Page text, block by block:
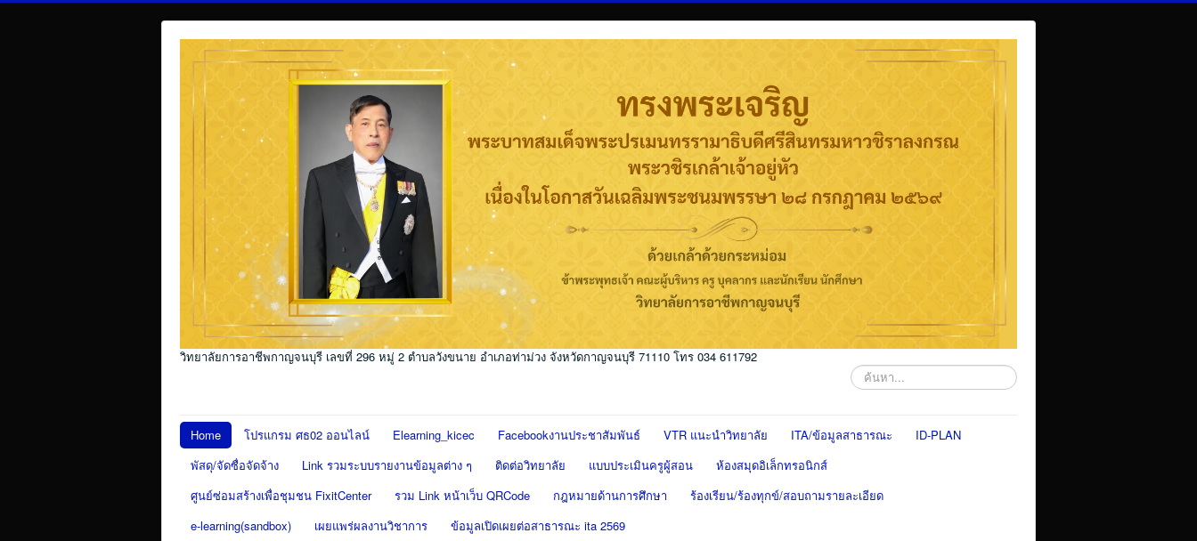
วิทยาลัยการอาชีพกาญจนบุรี เลขที่ 296 หมู่ 2 ตำบลวังขนาย อำเภอท่าม่วง จังหวัดกาญจนบุรี 71110 โทร 034 611792
ค้นหา...
Home โปรแกรม ศธ02 ออนไลน์ Elearning_kicec Facebookงานประชาสัมพันธ์ VTR แนะนำวิทยาลัย ITA/ข้อมูลสาธารณะ
ID-PLAN
พัสดุ/จัดซื่อจัดจ้าง
Link รวมระบบรายงานข้อมูลต่าง ๆ ติดต่อวิทยาลัย แบบประเมินครูผู้สอน
ห้องสมุดอิเล็กทรอนิกส์
ศูนย์ซ่อมสร้างเพื่อชุมชน FixitCenter
รวม Link หน้าเว็บ QRCode กฎหมายด้านการศึกษา
ร้องเรียน/ร้องทุกข์/สอบถามรายละเอียด
e-learning(sandbox)
เผยแพร่ผลงานวิชาการ ข้อมูลเปิดเผยต่อสาธารณะ ita 2569